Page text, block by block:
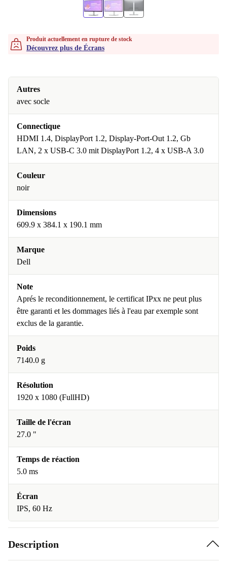
Produit actuellement en rupture de stock
Découvrez plus de Écrans
Autres
avec socle
Connectique
HDMI 1.4, DisplayPort 1.2, Display-Port-Out 1.2, Gb
LAN, 2 x USB-C 3.0 mit DisplayPort 1.2, 4 x USB-A 3.0
Couleur
noir
Dimensions
609.9 x 384.1 x 190.1 mm
Marque
Dell
Note
Aprés le reconditionnement, le certificat IPxx ne peut plus
être garanti et les dommages liés à l'eau par exemple sont
exclus de la garantie.
Poids
7140.0 g
Résolution
1920 x 1080 (FullHD)
Taille de l'écran
27.0 "
Temps de réaction
5.0 ms
Écran
IPS, 60 Hz
Description